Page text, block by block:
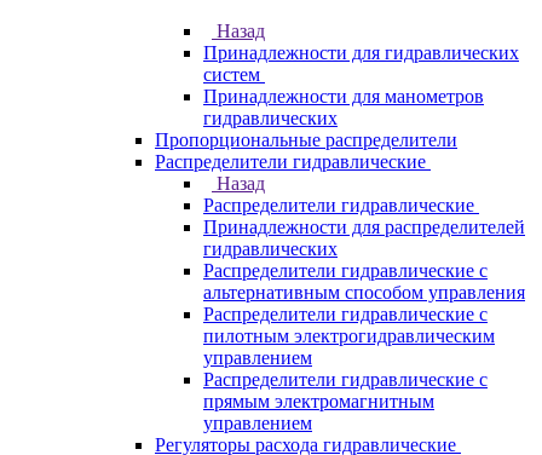
Назад
Принадлежности для гидравлических
систем
Принадлежности для манометров
гидравлических
Пропорциональные распределители
Распределители гидравлические
Назад
Распределители гидравлические
Принадлежности для распределителей
гидравлических
Распределители гидравлические с
альтернативным способом управления
Распределители гидравлические с
пилотным электрогидравлическим
управлением
Распределители гидравлические с
прямым электромагнитным
управлением
Регуляторы расхода гидравлические